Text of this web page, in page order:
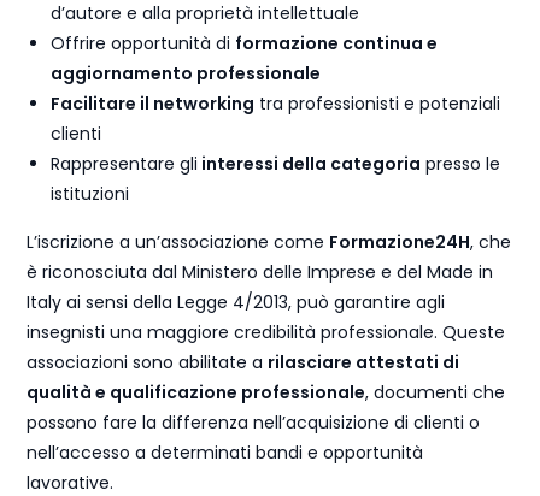
d’autore e alla proprietà intellettuale
Offrire opportunità di formazione continua e
aggiornamento professionale
Facilitare il networking tra professionisti e potenziali
clienti
Rappresentare gli interessi della categoria presso le
istituzioni
L’iscrizione a un’associazione come Formazione24H, che
è riconosciuta dal Ministero delle Imprese e del Made in
Italy ai sensi della Legge 4/2013, può garantire agli
insegnisti una maggiore credibilità professionale. Queste
associazioni sono abilitate a rilasciare attestati di
qualità e qualificazione professionale, documenti che
possono fare la differenza nell’acquisizione di clienti o
nell’accesso a determinati bandi e opportunità
lavorative.